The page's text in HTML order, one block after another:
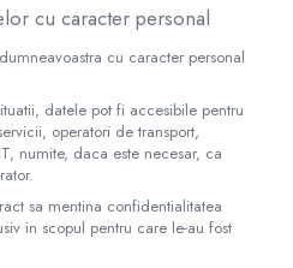
cu caracter personal
cu caracter personal
datele pot fi accesibile pentru
operatori de transport,
numite, daca este necesar, ca
sa mentina confidentialitatea
in scopul pentru care le-au fost